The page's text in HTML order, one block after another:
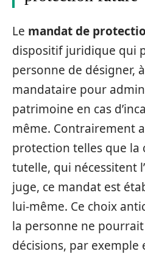
Le mandat de
dispositif juridique qui
personne de désigner,
mandataire pour
patrimoine en cas
même. Contrairement
protection telles que la
tutelle, qui nécessitent
juge, ce mandat est
lui-même. Ce choix
la personne ne
décisions, par exemple